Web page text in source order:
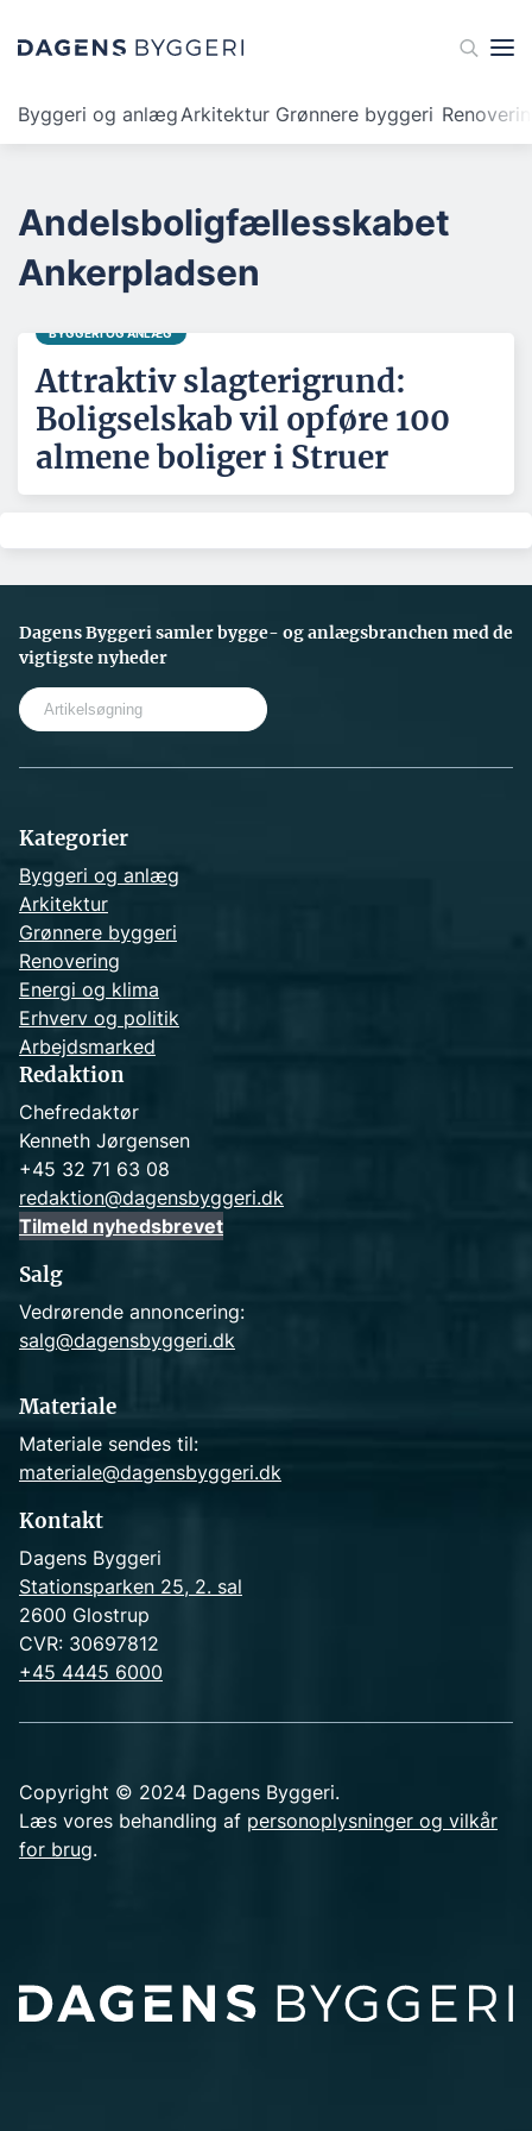
Byggeri og anlægArkitektur Grønnere byggeri
Andelsboligfællesskabet
Ankerpladsen
BYGGERI OG ANLÆG
Attraktiv slagterigrund:
Boligselskab vil opføre 100
almene boliger i Struer
Dagens Byggeri samler bygge- og anlægsbranchen med de
vigtigste nyheder
Kategorier
Byggeri og anlæg
Arkitektur
Grønnere byggeri
Renovering
Energi og klima
Erhverv og politik
Arbejdsmarked
Redaktion
Chefredaktør
Kenneth Jørgensen
+45 32 71 63 08
redaktion@dagensbyggeri.dk
Tilmeld nyhedsbrevet
Salg
Vedrørende annoncering:
salg@dagensbyggeri.dk
Materiale
Materiale sendes til:
materiale@dagensbyggeri.dk
Kontakt
Dagens Byggeri
Stationsparken 25, 2. sal
2600 Glostrup
CVR: 30697812
+45 4445 6000
Copyright © 2024 Dagens Byggeri.
Læs vores behandling af personoplysninger og vilkår
for brug.